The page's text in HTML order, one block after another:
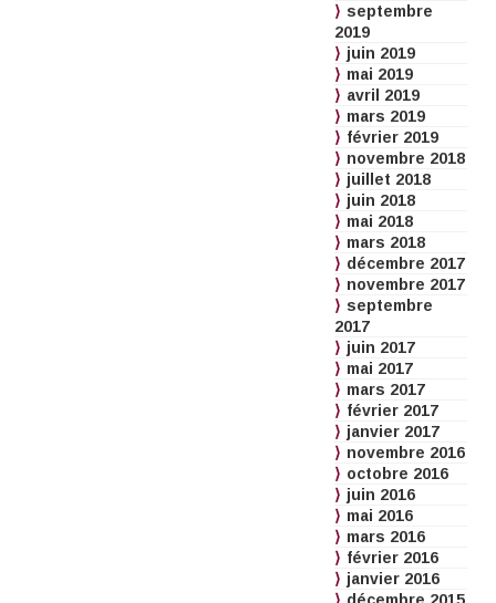
septembre
2019
juin 2019
mai 2019
avril 2019
mars 2019
février 2019
novembre 2018
juillet 2018
juin 2018
mai 2018
mars 2018
décembre 2017
novembre 2017
septembre
2017
juin 2017
mai 2017
mars 2017
février 2017
janvier 2017
novembre 2016
octobre 2016
juin 2016
mai 2016
mars 2016
février 2016
janvier 2016